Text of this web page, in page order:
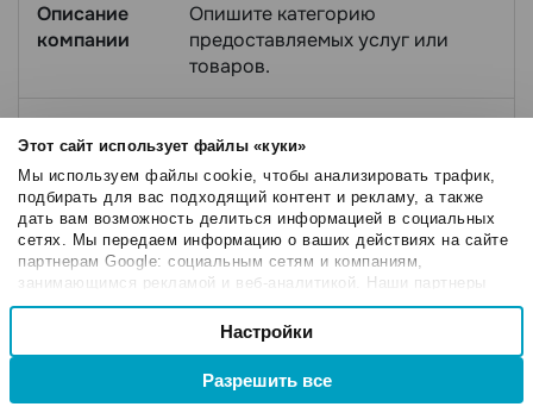
Этот сайт использует файлы «куки»
Мы используем файлы cookie, чтобы анализировать трафик,
подбирать для вас подходящий контент и рекламу, а также
дать вам возможность делиться информацией в социальных
сетях. Мы передаем информацию о ваших действиях на сайте
партнерам Google: социальным сетям и компаниям,
занимающимся рекламой и веб-аналитикой. Наши партнеры
могут комбинировать эти сведения с предоставленной вами
информацией, а также данными, которые они получили при
использовании вами их сервисов.
Выбор
Настроечные
Настройки
Разрешить все
Описание
компании
Опишите категорию
предоставляемых услуг или
товаров.
к деятельности бизнеса и
предоставляет информацию о
его деятельности, контактных
данных, услугах и других
сведениях. Если у вас нет сайта,
введите Нет сайта
. Ссылки на
группы в соцсетях не
допускаются.
Пример Введите пример сообщения,